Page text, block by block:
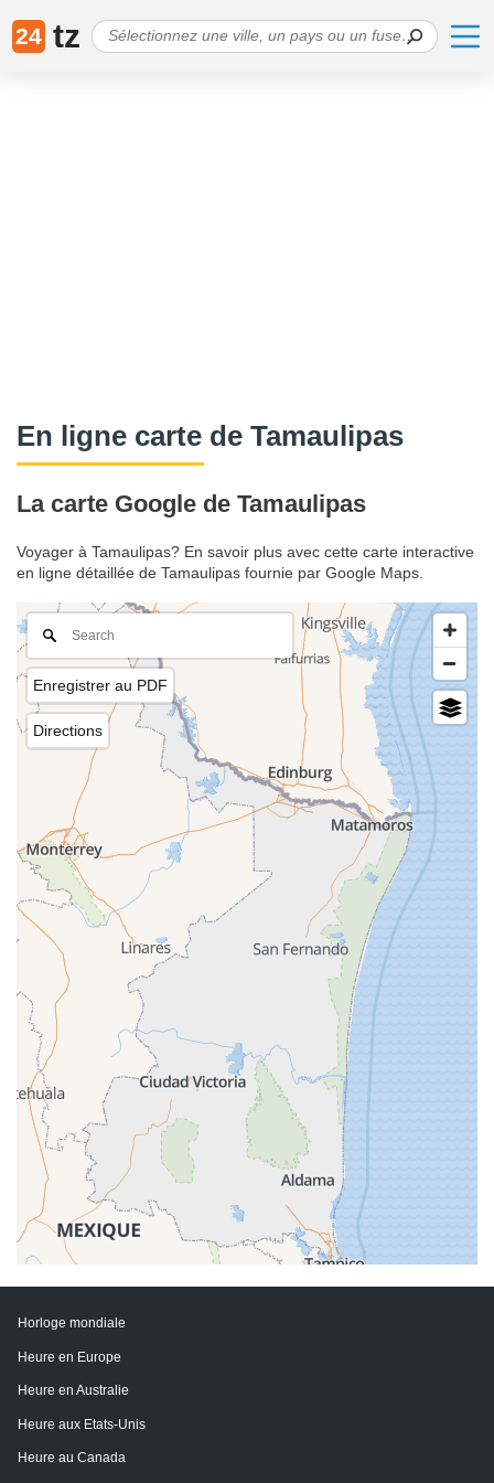
24 tz
En ligne carte de Tamaulipas
La carte Google de Tamaulipas
Voyager à Tamaulipas? En savoir plus avec cette carte interactive
en ligne détaillée de Tamaulipas fournie par Google Maps.
Enregistrer au PDF
Directions
Horloge mondiale
Heure en Europe
Heure en Australie
Heure aux Etats-Unis
Heure au Canada